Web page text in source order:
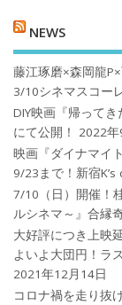
NEWS
藤江琢磨×森岡龍P×
3/10シネマスコー
DIY映画『帰って
にて公開！
2022
映画『ダイナマイ
9/23まで！新宿K’s
7/10（日）開催！
ルシネマ～』合縁
大好評につき上映
よいよ大団円！ラ
2021年12月14日
コロナ禍を⾛り抜